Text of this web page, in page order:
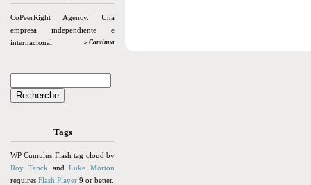
CoPeerRight Agency. Una
empresa independiente e
internacional
» Continua
Tags
WP Cumulus Flash tag cloud by
Roy Tanck andLuke Morton
requires Flash Player 9 or better.